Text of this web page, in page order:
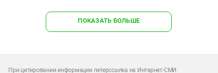
ПОКАЗАТЬ БОЛЬШЕ
При цитировании информации гиперссылка на Интернет-СМИ